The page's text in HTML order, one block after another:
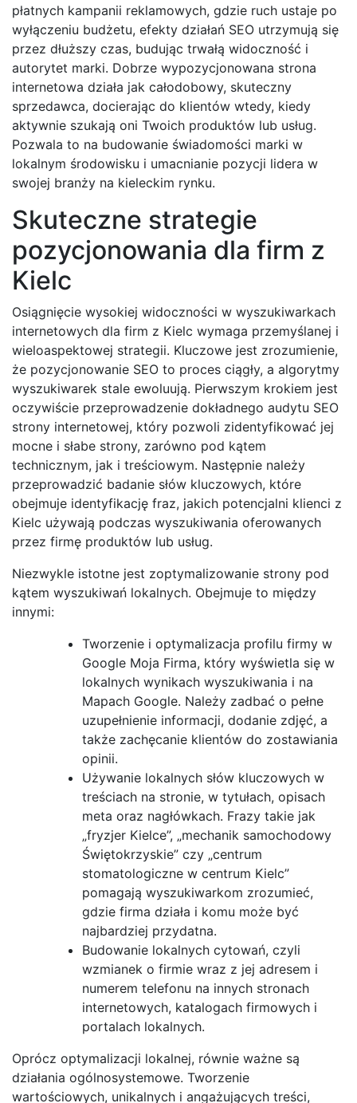
płatnych kampanii reklamowych, gdzie ruch ustaje po
wyłączeniu budżetu, efekty działań SEO utrzymują się
przez dłuższy czas, budując trwałą widoczność i
autorytet marki. Dobrze wypozycjonowana strona
internetowa działa jak całodobowy, skuteczny
sprzedawca, docierając do klientów wtedy, kiedy
aktywnie szukają oni Twoich produktów lub usług.
Pozwala to na budowanie świadomości marki w
lokalnym środowisku i umacnianie pozycji lidera w
swojej branży na kieleckim rynku.
Skuteczne strategie
pozycjonowania dla firm z
Kielc
Osiągnięcie wysokiej widoczności w wyszukiwarkach
internetowych dla firm z Kielc wymaga przemyślanej i
wieloaspektowej strategii. Kluczowe jest zrozumienie,
że pozycjonowanie SEO to proces ciągły, a algorytmy
wyszukiwarek stale ewoluują. Pierwszym krokiem jest
oczywiście przeprowadzenie dokładnego audytu SEO
strony internetowej, który pozwoli zidentyfikować jej
mocne i słabe strony, zarówno pod kątem
technicznym, jak i treściowym. Następnie należy
przeprowadzić badanie słów kluczowych, które
obejmuje identyfikację fraz, jakich potencjalni klienci z
Kielc używają podczas wyszukiwania oferowanych
przez firmę produktów lub usług.
Niezwykle istotne jest zoptymalizowanie strony pod
kątem wyszukiwań lokalnych. Obejmuje to między
innymi:
Tworzenie i optymalizacja profilu firmy w
Google Moja Firma, który wyświetla się w
lokalnych wynikach wyszukiwania i na
Mapach Google. Należy zadbać o pełne
uzupełnienie informacji, dodanie zdjęć, a
także zachęcanie klientów do zostawiania
opinii.
Używanie lokalnych słów kluczowych w
treściach na stronie, w tytułach, opisach
meta oraz nagłówkach. Frazy takie jak
„fryzjer Kielce”, „mechanik samochodowy
Świętokrzyskie” czy „centrum
stomatologiczne w centrum Kielc”
pomagają wyszukiwarkom zrozumieć,
gdzie firma działa i komu może być
najbardziej przydatna.
Budowanie lokalnych cytowań, czyli
wzmianek o firmie wraz z jej adresem i
numerem telefonu na innych stronach
internetowych, katalogach firmowych i
portalach lokalnych.
Oprócz optymalizacji lokalnej, równie ważne są
działania ogólnosystemowe. Tworzenie
wartościowych, unikalnych i angażujących treści,